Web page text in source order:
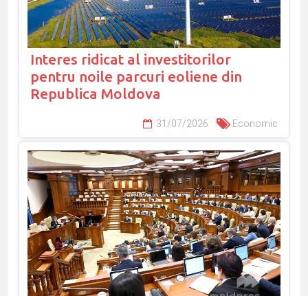
Interes ridicat al investitorilor
pentru noile parcuri eoliene din
Republica Moldova
31/07/2026 Economic